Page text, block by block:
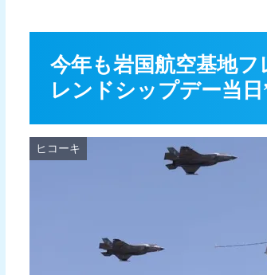
今年も岩国航空基地
レンドシップデー当
ヒコーキ